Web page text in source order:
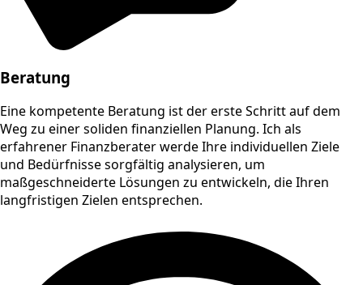
Beratung
Eine kompetente Beratung ist der erste Schritt auf dem
Weg zu einer soliden finanziellen Planung. Ich als
erfahrener Finanzberater werde Ihre individuellen Ziele
und Bedürfnisse sorgfältig analysieren, um
maßgeschneiderte Lösungen zu entwickeln, die Ihren
langfristigen Zielen entsprechen.